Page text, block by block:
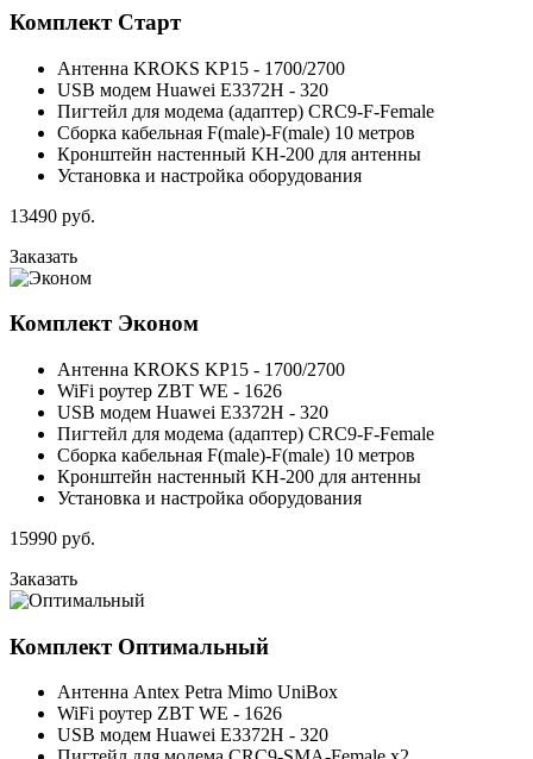
Комплект Старт
Антенна KROKS KP15 - 1700/2700
USB модем Huawei E3372H - 320
Пигтейл для модема (адаптер) CRC9-F-Female
Сборка кабельная F(male)-F(male) 10 метров
Кронштейн настенный KH-200 для антенны
Установка и настройка оборудования
13490 руб.
Заказать
Комплект Эконом
Антенна KROKS KP15 - 1700/2700
WiFi роутер ZBT WE - 1626
USB модем Huawei E3372H - 320
Пигтейл для модема (адаптер) CRC9-F-Female
Сборка кабельная F(male)-F(male) 10 метров
Кронштейн настенный KH-200 для антенны
Установка и настройка оборудования
15990 руб.
Заказать
Комплект Оптимальный
Антенна Antex Petra Mimo UniBox
WiFi роутер ZBT WE - 1626
USB модем Huawei E3372H - 320